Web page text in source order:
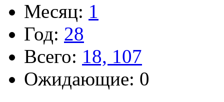
Месяц: 1
Год: 28
Всего: 18, 107
Ожидающие: 0